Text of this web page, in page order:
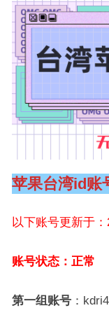
苹果台湾id账
以下账号更新于
账号状态：正常
第一组账号：